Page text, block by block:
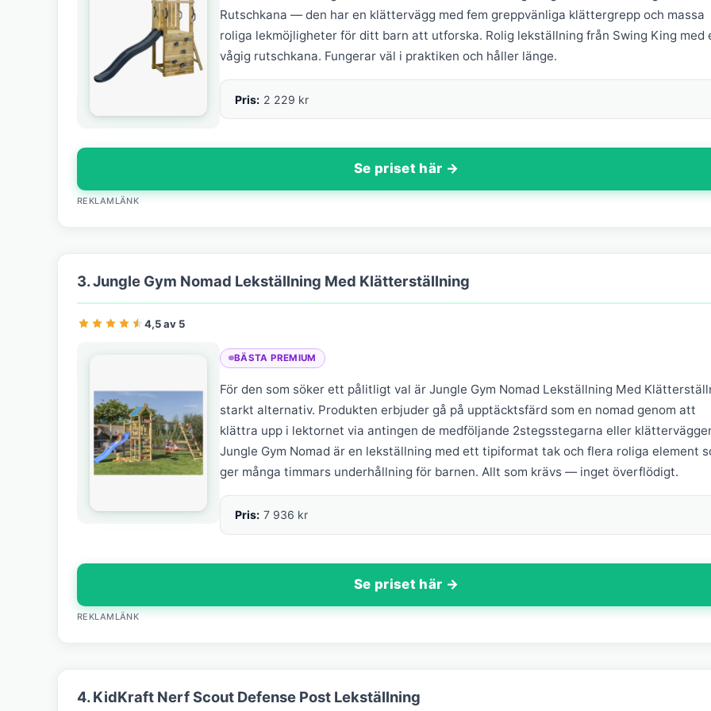
Rutschkana — den har en klättervägg med fem greppvänliga klättergrepp och massa
roliga lekmöjligheter för ditt barn att utforska. Rolig lekställning från Swing King med
vågig rutschkana. Fungerar väl i praktiken och håller länge.
Pris: 2 229 kr
Se priset här →
REKLAMLÄNK
3. Jungle Gym Nomad Lekställning Med Klätterställning
4,5 av 5
BÄSTA PREMIUM
För den som söker ett pålitligt val är Jungle Gym Nomad Lekställning Med
starkt alternativ. Produkten erbjuder gå på upptäcktsfärd som en nomad genom att
klättra upp i lektornet via antingen de medföljande 2stegsstegarna eller
Jungle Gym Nomad är en lekställning med ett tipiformat tak och flera roliga element
ger många timmars underhållning för barnen. Allt som krävs — inget överflödigt.
Pris: 7 936 kr
Se priset här →
REKLAMLÄNK
4. KidKraft Nerf Scout Defense Post Lekställning